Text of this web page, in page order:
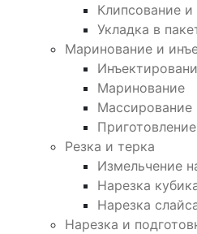
Клипсование
Укладка в
Маринование и
Маринование
Массирование
Резка и терка
Измельчение
Нарезка
Нарезка
Нарезка и